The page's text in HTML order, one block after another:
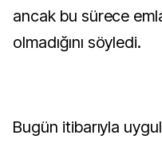
ancak bu sürece
olmadığını söyledi.
Bugün itibarıyla